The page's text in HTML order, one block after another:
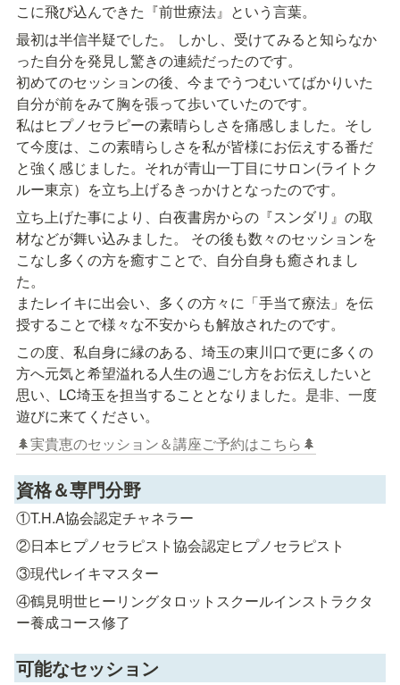
こに飛び込んできた『前世療法』という言葉。
最初は半信半疑でした。 しかし、受けてみると知らなか
った自分を発見し驚きの連続だったのです。
初めてのセッションの後、今までうつむいてばかりいた
自分が前をみて胸を張って歩いていたのです。
私はヒプノセラピーの素晴らしさを痛感しました。そし
て今度は、この素晴らしさを私が皆様にお伝えする番だ
と強く感じました。それが青山一丁目にサロン(ライトク
ルー東京）を立ち上げるきっかけとなったのです。
立ち上げた事により、白夜書房からの『スンダリ』の取
材などが舞い込みました。 その後も数々のセッションを
こなし多くの方を癒すことで、自分自身も癒されまし
た。
またレイキに出会い、多くの方々に「手当て療法」を伝
授することで様々な不安からも解放されたのです。
この度、私自身に縁のある、埼玉の東川口で更に多くの
方へ元気と希望溢れる人生の過ごし方をお伝えしたいと
思い、LC埼玉を担当することとなりました。是非、一度
🌲実貴恵のセッション＆講座ご予約はこちら🌲
資格＆専門分野
①T.H.A協会認定チャネラー
②日本ヒプノセラピスト協会認定ヒプノセラピスト
③現代レイキマスター
④鶴見明世ヒーリングタロットスクールインストラクタ
ー養成コース修了
可能なセッション